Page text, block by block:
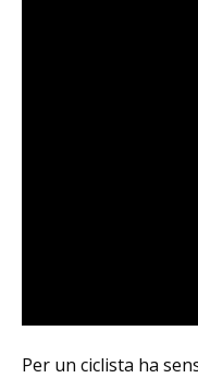
Per un ciclista ha